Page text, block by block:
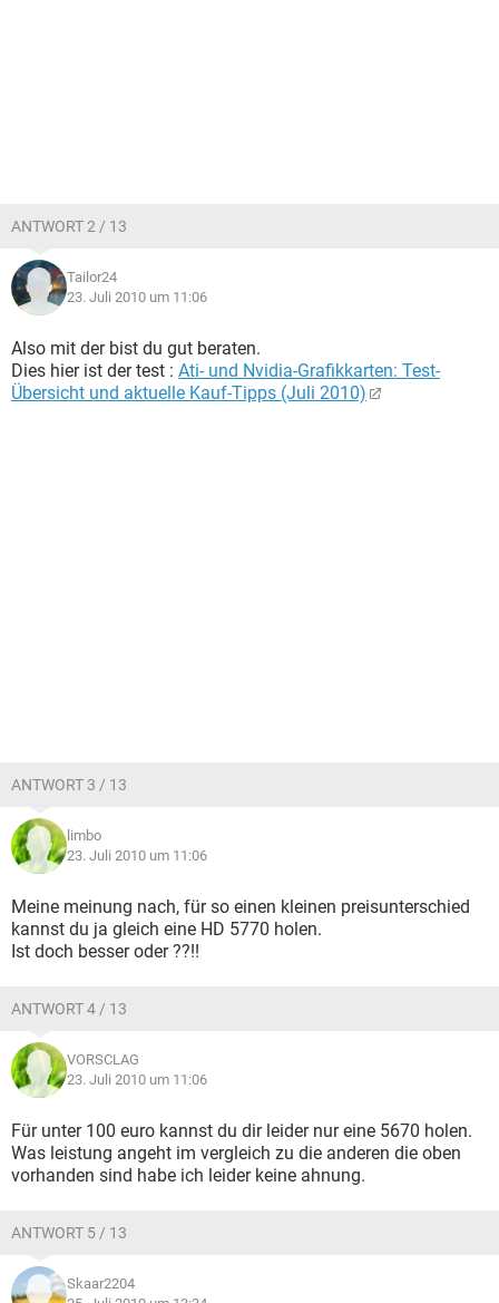
ANTWORT 2 / 13
Tailor24
23. Juli 2010 um 11:06
Also mit der bist du gut beraten.
Dies hier ist der test : Ati- und Nvidia-Grafikkarten: Test-
Übersicht und aktuelle Kauf-Tipps (Juli 2010)
ANTWORT 3 / 13
limbo
23. Juli 2010 um 11:06
Meine meinung nach, für so einen kleinen preisunterschied
kannst du ja gleich eine HD 5770 holen.
Ist doch besser oder ??!!
ANTWORT 4 / 13
VORSCLAG
23. Juli 2010 um 11:06
Für unter 100 euro kannst du dir leider nur eine 5670 holen.
Was leistung angeht im vergleich zu die anderen die oben
vorhanden sind habe ich leider keine ahnung.
ANTWORT 5 / 13
Skaar2204